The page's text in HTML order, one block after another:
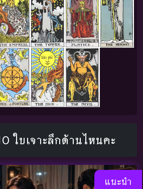
ใบเจาะลึกด้านไหนคะ
แนะนำ